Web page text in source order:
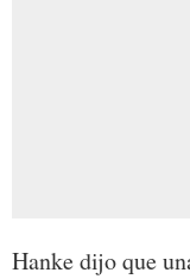
Hanke dijo que